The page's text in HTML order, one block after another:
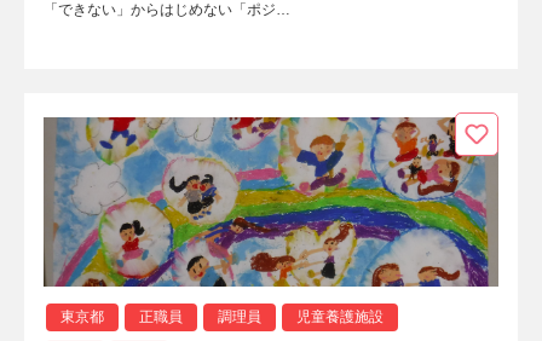
「できない」からはじめない「ポジ…
東京都 正職員 調理員 児童養護施設